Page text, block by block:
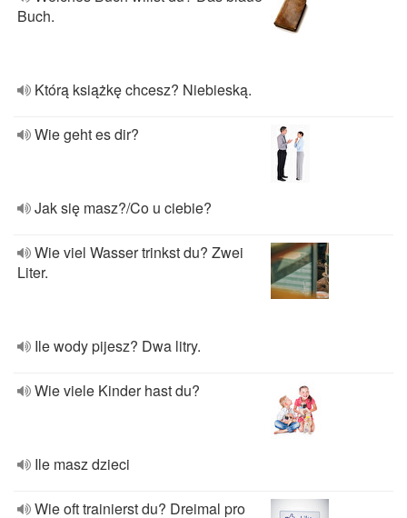
Buch.
Którą książkę chcesz? Niebieską.
Wie geht es dir?
Jak się masz?/Co u ciebie?
Wie viel Wasser trinkst du? Zwei
Liter.
Ile wody pijesz? Dwa litry.
Wie viele Kinder hast du?
Ile masz dzieci
Wie oft trainierst du? Dreimal pro